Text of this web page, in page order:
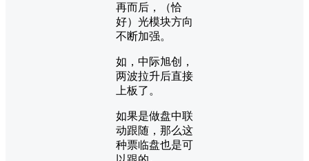
再而后，（恰
好）光模块方向
不断加强。
如，中际旭创，
两波拉升后直接
上板了。
如果是做盘中联
动跟随，那么这
种票临盘也是可